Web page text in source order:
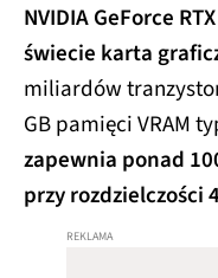
NVIDIA GeForce
świecie karta
miliardów
GB pamięci VRAM
zapewnia ponad
przy rozdzielczości